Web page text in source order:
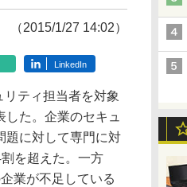
（2015/1/27 14:02）
LinkedIn
ティ担当者を対象
た。企業のセキュ
題に対して専門に対
を超えた。一方
業が不足している